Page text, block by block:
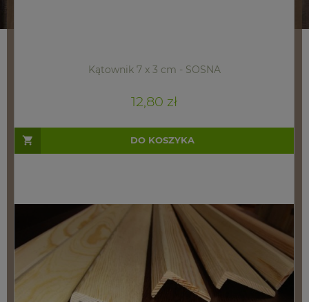
Kątownik 7 x 3 cm - SOSNA
12,80 zł
DO KOSZYKA